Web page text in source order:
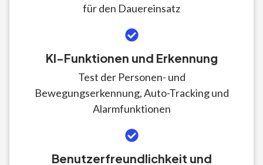
für den Dauereinsatz
KI-Funktionen und Erkennung
Test der Personen- und
Bewegungserkennung, Auto-Tracking und
Alarmfunktionen
Benutzerfreundlichkeit und